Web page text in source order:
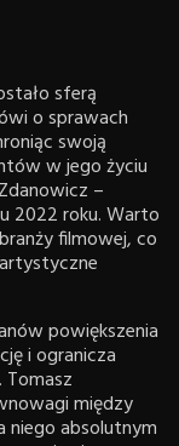
sferą
o sprawach
swoją
w jego życiu
–
2022 roku. Warto
filmowej, co
powiększenia
i ogranicza
między
absolutnym